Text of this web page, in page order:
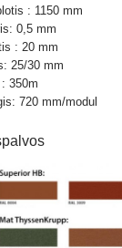
: 1150 mm
0,5 mm
: 20 mm
25/30 mm
350m
720 mm/modul